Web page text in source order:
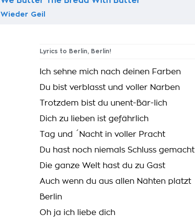
Wieder Geil
Lyrics to Berlin, Berlin!
Ich sehne mich nach deinen Farben
Du bist verblasst und voller Narben
Trotzdem bist du unent-Bär-lich
Dich zu lieben ist gefährlich
Tag und ´Nacht in voller Pracht
Du hast noch niemals Schluss gemacht
Die ganze Welt hast du zu Gast
Auch wenn du aus allen Nähten platzt
Berlin
Oh ja ich liebe dich